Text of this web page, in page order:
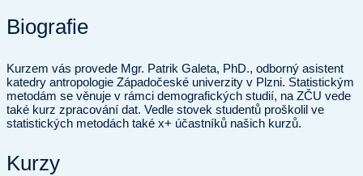
Biografie
Kurzem vás provede Mgr. Patrik Galeta, PhD., odborný asistent
katedry antropologie Západočeské univerzity v Plzni. Statistickým
metodám se věnuje v rámci demografických studií, na ZČU vede
také kurz zpracování dat. Vedle stovek studentů proškolil ve
statistických metodách také x+ účastníků našich kurzů.
Kurzy